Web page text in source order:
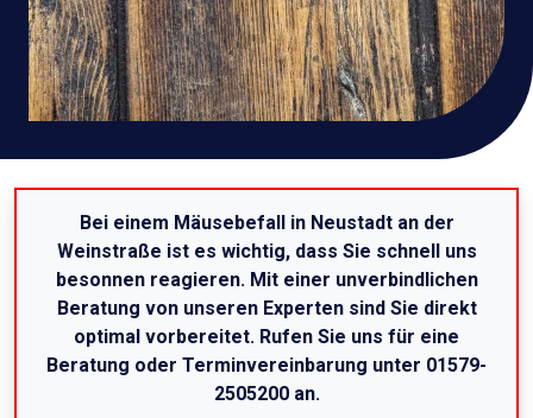
Bei einem Mäusebefall in Neustadt an der
Weinstraße ist es wichtig, dass Sie schnell uns
besonnen reagieren. Mit einer unverbindlichen
Beratung von unseren Experten sind Sie direkt
optimal vorbereitet. Rufen Sie uns für eine
Beratung oder Terminvereinbarung unter 01579-
2505200 an.